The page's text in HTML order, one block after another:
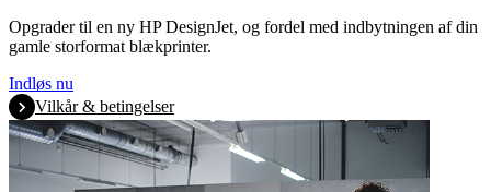
Opgrader til en ny HP DesignJet, og fordel med indbytningen af din
gamle storformat blækprinter.
Indløs nu
Vilkår & betingelser